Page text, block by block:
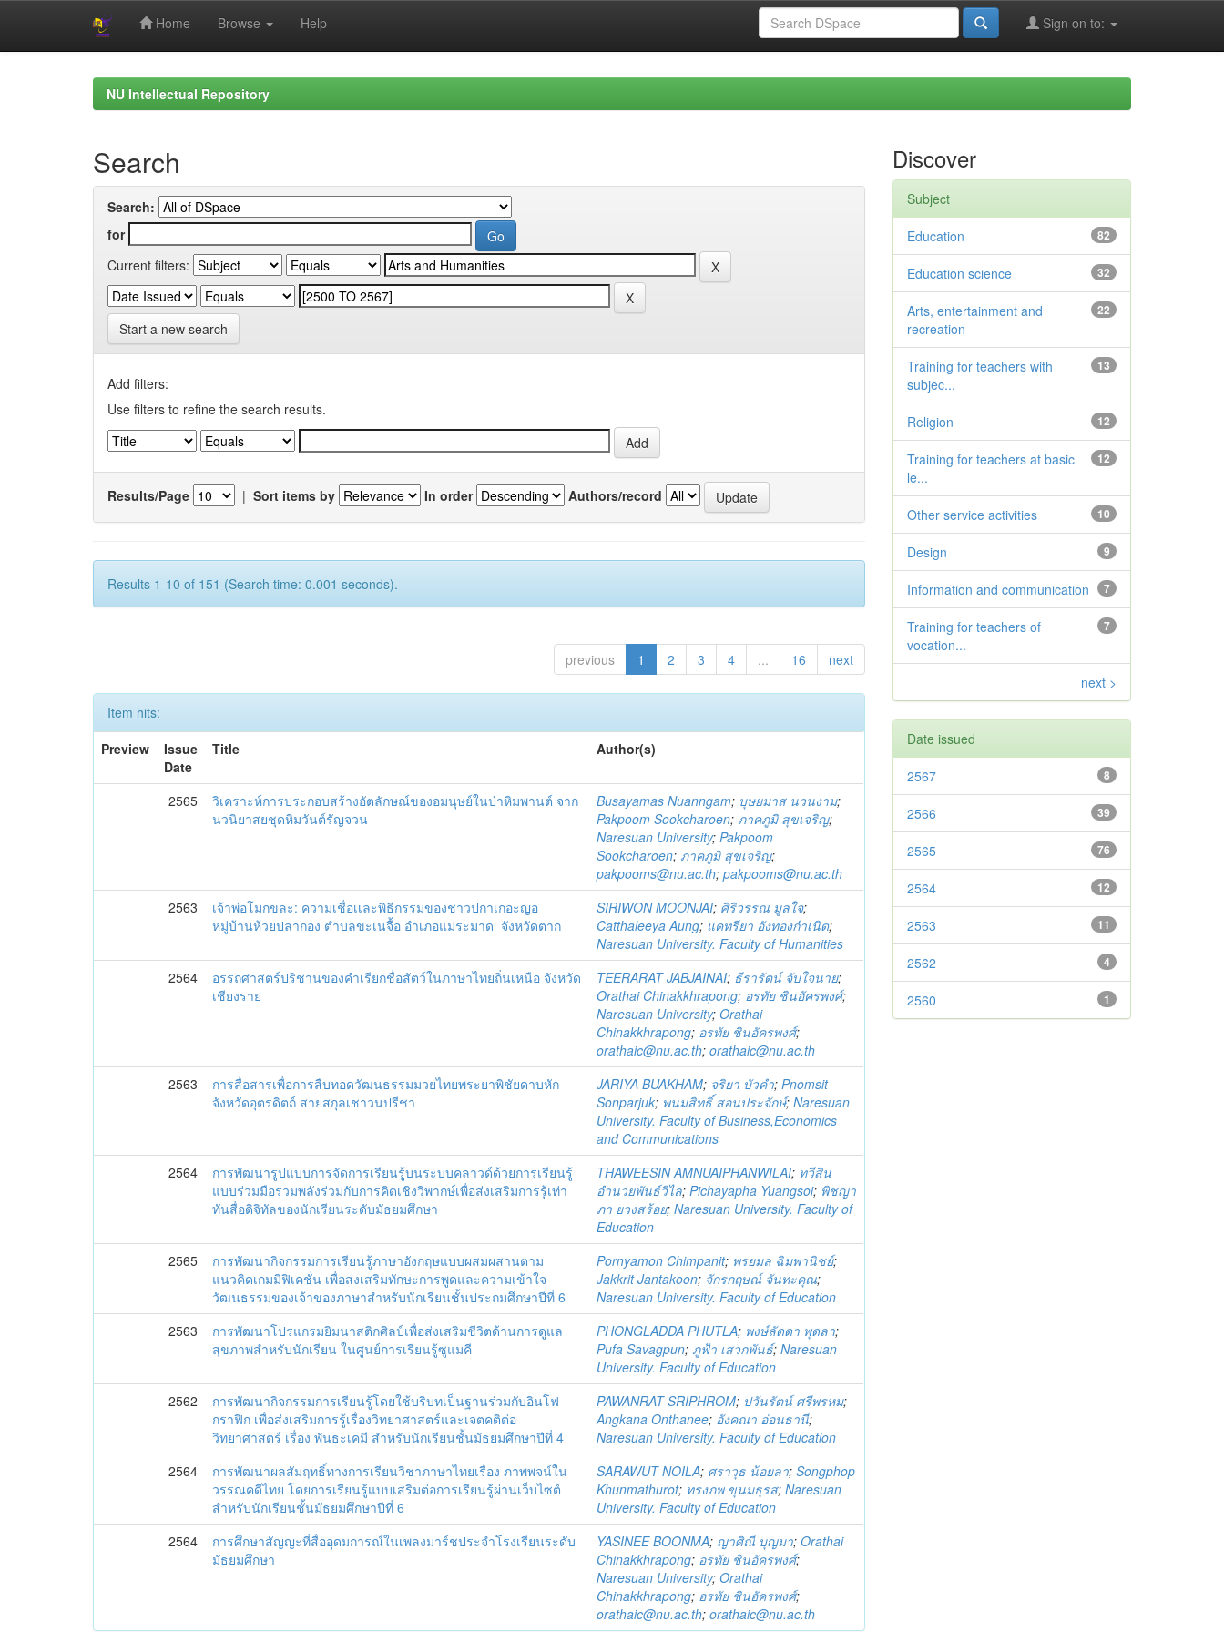
Home Browse Help Sign on to:
NU Intellectual Repository
Search
Search:
for
Current filters:
Start a new search
Add filters:
Use filters to refine the search results.
Results/Page | Sort items by In order Authors/record
Results 1-10 of 151 (Search time: 0.001 seconds).
previous 1 2 3 4 ... 16 next
Item hits:
Preview
Issue
Date
Title Author(s)
2565
วิเคราะห์การประกอบสร้างอัตลักษณ์ของอมนุษย์ในป่าหิมพานต์ จาก
นวนิยาสยชุดหิมวันต์รัญจวน
Busayamas Nuanngam; บุษยมาส นวนงาม;
Pakpoom Sookcharoen; ภาคภูมิ สุขเจริญ;
Naresuan University;Pakpoom
Sookcharoen; ภาคภูมิ สุขเจริญ;
pakpooms@nu.ac.th;pakpooms@nu.ac.th
2563
เจ้าพ่อโมกขละ: ความเชื่อเเละพิธีกรรมของชาวปกาเกอะญอ
หมู่บ้านห้วยปลากอง ตำบลขะเนจื้อ อำเภอแม่ระมาด จังหวัดตาก
SIRIWON MOONJAI; ศิริวรรณ มูลใจ;
Catthaleeya Aung; แคทรียา อังทองกำเนิด;
Naresuan University. Faculty of Humanities
2564
อรรถศาสตร์ปริชานของคำเรียกชื่อสัตว์ในภาษาไทยถิ่นเหนือ จังหวัด
เชียงราย
TEERARAT JABJAINAI; ธีรารัตน์ จับใจนาย;
Orathai Chinakkhrapong; อรทัย ชินอัครพงศ์;
Naresuan University;Orathai
Chinakkhrapong; อรทัย ชินอัครพงศ์;
orathaic@nu.ac.th;orathaic@nu.ac.th
2563
การสื่อสารเพื่อการสืบทอดวัฒนธรรมมวยไทยพระยาพิชัยดาบหัก
จังหวัดอุตรดิตถ์ สายสกุลเชาวนปรีชา
JARIYA BUAKHAM; จริยา บัวคำ;Pnomsit
Sonparjuk; พนมสิทธิ์ สอนประจักษ์;Naresuan
University. Faculty of Business,Economics
and Communications
2564
การพัฒนารูปแบบการจัดการเรียนรู้บนระบบคลาวด์ด้วยการเรียนรู้
แบบร่วมมือรวมพลังร่วมกับการคิดเชิงวิพากษ์เพื่อส่งเสริมการรู้เท่า
ทันสื่อดิจิทัลของนักเรียนระดับมัธยมศึกษา
THAWEESIN AMNUAIPHANWILAI; ทวีสิน
อำนวยพันธ์วิไล;Pichayapha Yuangsoi; พิชญา
ภา ยวงสร้อย;Naresuan University. Faculty of
Education
2565
การพัฒนากิจกรรมการเรียนรู้ภาษาอังกฤษแบบผสมผสานตาม
แนวคิดเกมมิฟิเคชั่น เพื่อส่งเสริมทักษะการพูดและความเข้าใจ
วัฒนธรรมของเจ้าของภาษาสำหรับนักเรียนชั้นประถมศึกษาปีที่ 6
Pornyamon Chimpanit; พรยมล ฉิมพานิชย์;
Jakkrit Jantakoon; จักรกฤษณ์ จันทะคุณ;
Naresuan University. Faculty of Education
2563
การพัฒนาโปรแกรมยิมนาสติกศิลป์เพื่อส่งเสริมชีวิตด้านการดูแล
สุขภาพสำหรับนักเรียน ในศูนย์การเรียนรู้ซูแมคี
PHONGLADDA PHUTLA; พงษ์ลัดดา พุดลา;
Pufa Savagpun; ภูฟ้า เสวกพันธ์;Naresuan
University. Faculty of Education
2562
การพัฒนากิจกรรมการเรียนรู้โดยใช้บริบทเป็นฐานร่วมกับอินโฟ
กราฟิก เพื่อส่งเสริมการรู้เรื่องวิทยาศาสตร์และเจตคติต่อ
วิทยาศาสตร์ เรื่อง พันธะเคมี สำหรับนักเรียนชั้นมัธยมศึกษาปีที่ 4
PAWANRAT SRIPHROM; ปวันรัตน์ ศรีพรหม;
Angkana Onthanee; อังคณา อ่อนธานี;
Naresuan University. Faculty of Education
2564
การพัฒนาผลสัมฤทธิ์ทางการเรียนวิชาภาษาไทยเรื่อง ภาพพจน์ใน
วรรณคดีไทย โดยการเรียนรู้แบบเสริมต่อการเรียนรู้ผ่านเว็บไซต์
สำหรับนักเรียนชั้นมัธยมศึกษาปีที่ 6
SARAWUT NOILA; ศราวุธ น้อยลา;Songphop
Khunmathurot; ทรงภพ ขุนมธุรส;Naresuan
University. Faculty of Education
2564
การศึกษาสัญญะที่สื่ออุดมการณ์ในเพลงมาร์ชประจำโรงเรียนระดับ
มัธยมศึกษา
YASINEE BOONMA; ญาศิณี บุญมา;Orathai
Chinakkhrapong; อรทัย ชินอัครพงศ์;
Naresuan University;Orathai
Chinakkhrapong; อรทัย ชินอัครพงศ์;
orathaic@nu.ac.th;orathaic@nu.ac.th
Discover
Subject
82
Education
32
Education science
22
Arts, entertainment and
recreation
13
Training for teachers with
subjec...
12
Religion
12
Training for teachers at basic
le...
10
Other service activities
9
Design
7
Information and communication
7
Training for teachers of
vocation...
next >
Date issued
8
2567
39
2566
76
2565
12
2564
11
2563
4
2562
1
2560